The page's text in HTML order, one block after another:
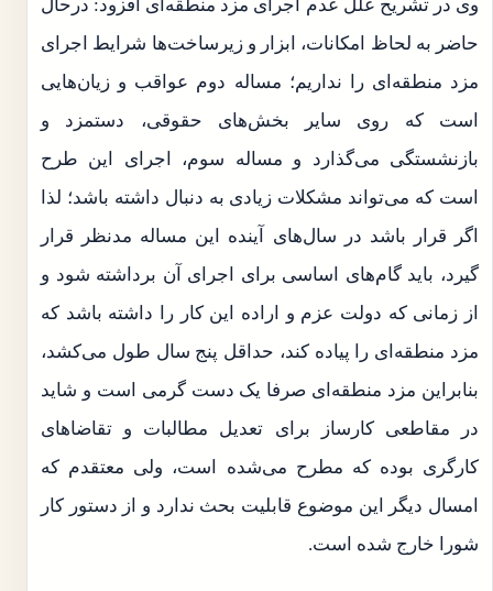
وی در تشریح علل عدم اجرای مزد منطقه‌ای افزود: درحال
حاضر به لحاظ امکانات، ابزار و زیرساخت‌ها شرایط اجرای
مزد منطقه‌ای را نداریم؛ مساله دوم عواقب و زیان‌هایی
است که روی سایر بخش‌های حقوقی، دستمزد و
بازنشستگی می‌گذارد و مساله سوم، اجرای این طرح
است که می‌تواند مشکلات زیادی به دنبال داشته باشد؛ لذا
اگر قرار باشد در سال‌های آینده این مساله مدنظر قرار
گیرد، باید گام‌های اساسی برای اجرای آن برداشته شود و
از زمانی که دولت عزم و اراده این کار را داشته باشد که
مزد منطقه‌ای را پیاده کند، حداقل پنج سال طول می‌کشد،
بنابراین مزد منطقه‌ای صرفا یک دست گرمی است و شاید
در مقاطعی کارساز برای تعدیل مطالبات و تقاضا‌های
کارگری بوده که مطرح می‌شده است، ولی معتقدم که
امسال دیگر این موضوع قابلیت بحث ندارد و از دستور کار
شورا خارج شده است.